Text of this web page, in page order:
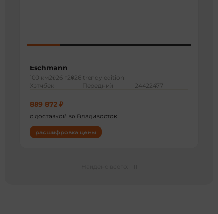
Eschmann
100 км2026 г 2026 trendy edition
Хэтчбек
Передний 24422477
889 872 ₽
с доставкой во Владивосток
расшифровка цены